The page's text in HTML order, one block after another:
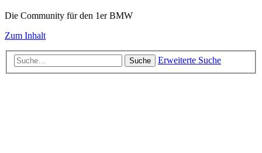
Die Community für den 1er BMW
Zum Inhalt
Suche Erweiterte Suche